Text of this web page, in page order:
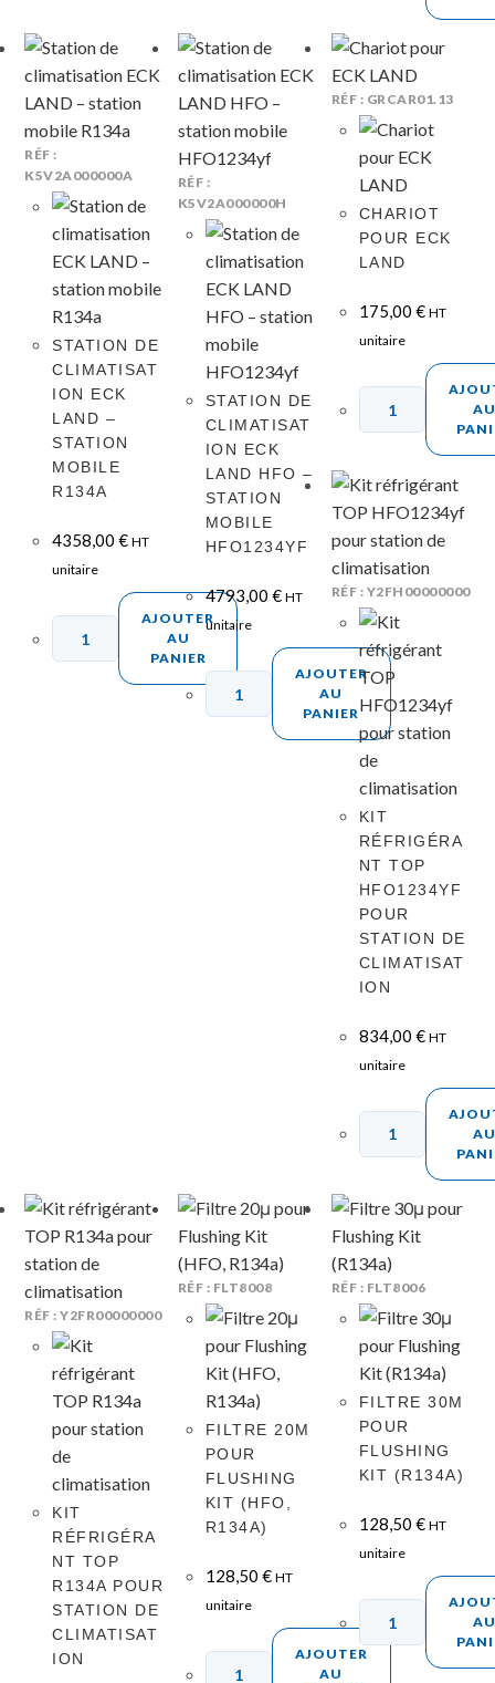
RÉF :
K5V2A000000A
STATION DE
CLIMATISAT
ION ECK
LAND –
STATION
MOBILE
R134A
4358,00€ HT
unitaire
AJOUTER
AU
PANIER
RÉF :
K5V2A000000H
STATION DE
CLIMATISAT
ION ECK
LAND HFO –
STATION
MOBILE
HFO1234YF
4793,00 € HT
unitaire
AJOUTER
AU
PANIER
RÉF : GRCAR01.13
CHARIOT
POUR ECK
LAND
175,00 € HT
unitaire
AU
RÉF : Y2FH00000000
KIT
RÉFRIGÉRA
NT TOP
HFO1234YF
POUR
STATION DE
CLIMATISAT
ION
834,00 € HT
unitaire
AU
RÉF : Y2FR00000000
KIT
RÉFRIGÉRA
NT TOP
R134A POUR
STATION DE
CLIMATISAT
ION
RÉF : FLT8008
FILTRE 20Μ
POUR
FLUSHING
KIT (HFO,
R134A)
128,50 € HT
unitaire
AJOUTER
AU
RÉF : FLT8006
FILTRE 30Μ
POUR
FLUSHING
KIT (R134A)
128,50 € HT
unitaire
AU